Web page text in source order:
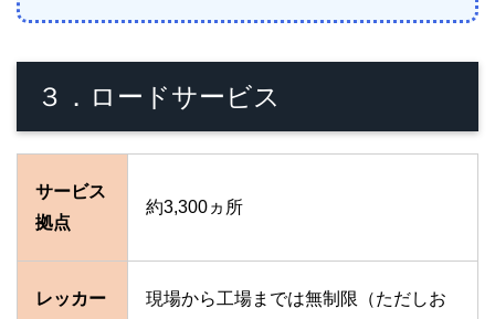
３．ロードサービス
サービス
拠点
約3,300ヵ所
レッカー
現場から工場までは無制限（ただしお